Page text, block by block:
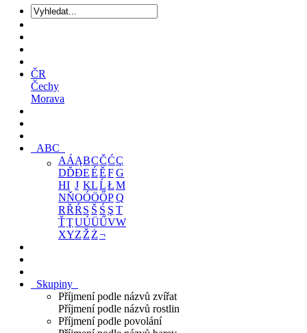
ČR
Čechy
Morava
ABC
AÁĄBCČĆÇ
DĎĐEÉĚFG
HI J KLĹŁM
NŇOÓÖŐPQ
RŘŔ S Š Ś Ş T
ŤŢUÚÜŰVW
XYZ Ž Ż¬
Skupiny
Příjmení podle názvů zvířat
Příjmení podle názvů rostlin
Příjmení podle povolání